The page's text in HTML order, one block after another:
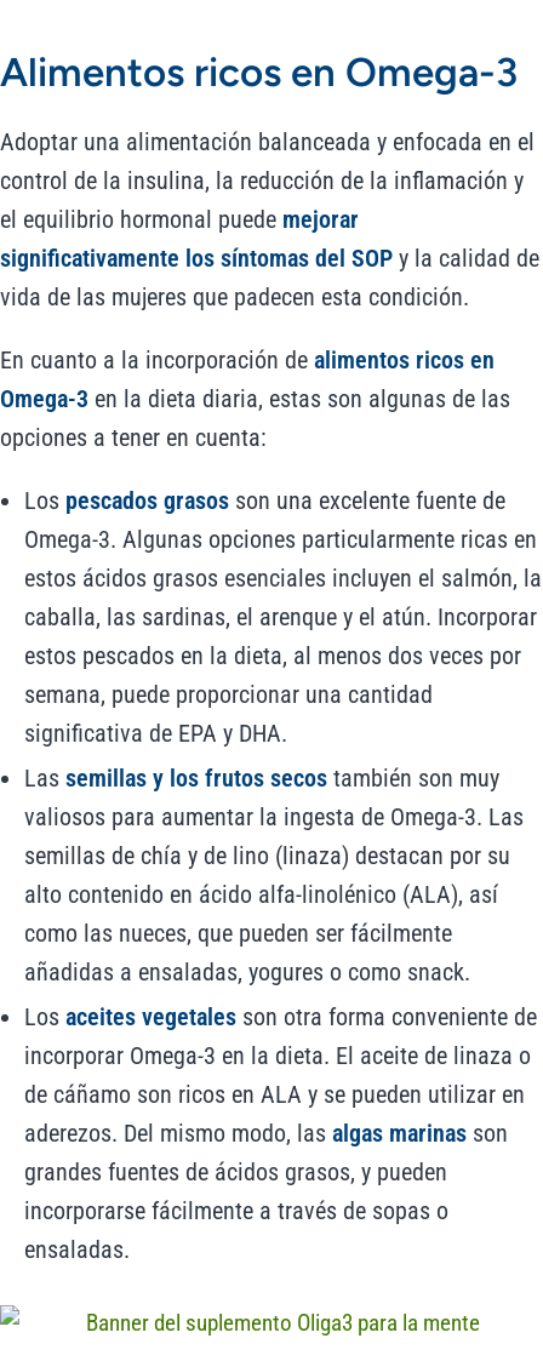
Alimentos ricos en Omega-3
Adoptar una alimentación balanceada y enfocada en el
control de la insulina, la reducción de la inflamación y
el equilibrio hormonal puede mejorar
significativamente los síntomas del SOP y la calidad de
vida de las mujeres que padecen esta condición.
En cuanto a la incorporación de alimentos ricos en
Omega-3 en la dieta diaria, estas son algunas de las
opciones a tener en cuenta:
Los pescados grasos son una excelente fuente de
Omega-3. Algunas opciones particularmente ricas en
estos ácidos grasos esenciales incluyen el salmón, la
caballa, las sardinas, el arenque y el atún. Incorporar
estos pescados en la dieta, al menos dos veces por
semana, puede proporcionar una cantidad
significativa de EPA y DHA.
Las semillas y los frutos secos también son muy
valiosos para aumentar la ingesta de Omega-3. Las
semillas de chía y de lino (linaza) destacan por su
alto contenido en ácido alfa-linolénico (ALA), así
como las nueces, que pueden ser fácilmente
añadidas a ensaladas, yogures o como snack.
Los aceites vegetales son otra forma conveniente de
incorporar Omega-3 en la dieta. El aceite de linaza o
de cáñamo son ricos en ALA y se pueden utilizar en
aderezos. Del mismo modo, las algas marinas son
grandes fuentes de ácidos grasos, y pueden
incorporarse fácilmente a través de sopas o
ensaladas.